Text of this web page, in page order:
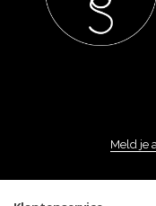
Meld je